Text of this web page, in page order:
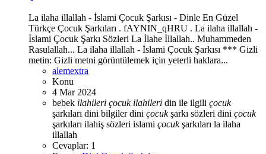
La ilaha illallah - İslami Çocuk Şarkısı - Dinle En Güzel
Türkçe Çocuk Şarkıları . fAYNIN_qHRU . La ilaha illallah -
İslami Çocuk Şarkı Sözleri La İlahe İllallah.. Muhammeden
Rasulallah... La ilaha illallah - İslami Çocuk Şarkısı *** Gizli
metin: Gizli metni görüntülemek için yeterli haklara...
alemextra
Konu
4 Mar 2024
bebek ilahileri çocuk ilahileri din ile ilgili çocuk
şarkıları dini bilgilerdini çocukşarkı sözleri dini çocuk
şarkıları ilahiş sözleri islami çocukşarkıları la ilaha
illallah
Cevaplar: 1